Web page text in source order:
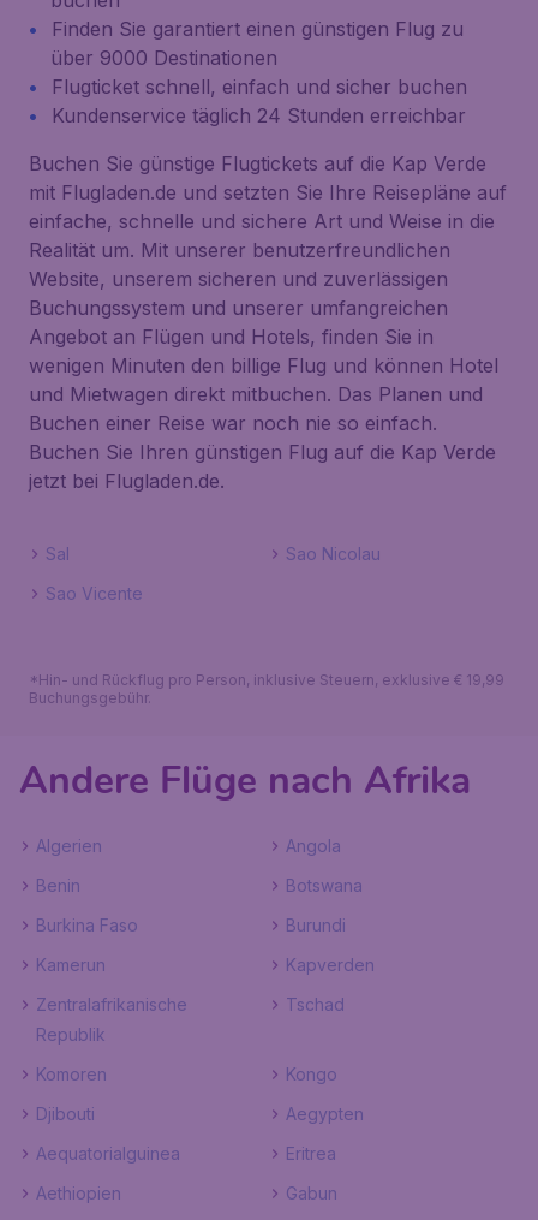
Finden Sie garantiert einen günstigen Flug zu
über 9000 Destinationen
Flugticket schnell, einfach und sicher buchen
Kundenservice täglich 24 Stunden erreichbar
Buchen Sie günstige Flugtickets auf die Kap Verde
mit Flugladen.de und setzten Sie Ihre Reisepläne auf
einfache, schnelle und sichere Art und Weise in die
Realität um. Mit unserer benutzerfreundlichen
Website, unserem sicheren und zuverlässigen
Buchungssystem und unserer umfangreichen
Angebot an Flügen und Hotels, finden Sie in
wenigen Minuten den billige Flug und können Hotel
und Mietwagen direkt mitbuchen. Das Planen und
Buchen einer Reise war noch nie so einfach.
Buchen Sie Ihren günstigen Flug auf die Kap Verde
jetzt bei Flugladen.de.
Sal
Sao Nicolau
Sao Vicente
*Hin- und Rückflug pro Person, inklusive Steuern, exklusive € 19,99
Buchungsgebühr.
Andere Flüge nach Afrika
Algerien
Angola
Benin
Botswana
Burkina Faso
Burundi
Kamerun
Kapverden
Zentralafrikanische
Republik
Tschad
Komoren
Kongo
Djibouti
Aegypten
Aequatorialguinea
Eritrea
Aethiopien
Gabun